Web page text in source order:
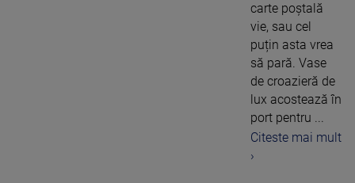
carte poștală
vie, sau cel
puțin asta vrea
să pară. Vase
de croazieră de
lux acostează în
port pentru ...
Citeste mai mult
›